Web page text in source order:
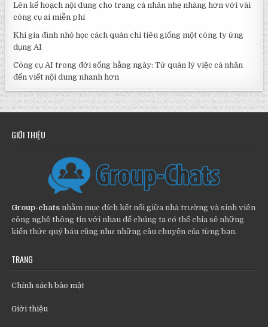
Lên kế hoạch nội dung cho trang cá nhân nhẹ nhàng hơn với vài
công cụ ai miễn phí
Khi gia đình nhỏ học cách quản chi tiêu giống một công ty ứng
dụng AI
Công cụ AI trong đời sống hằng ngày: Từ quản lý việc cá nhân
đến viết nội dung nhanh hơn
GIỚI THIỆU
Group-chats nhằm mục đích kết nối giữa nhà trường và sinh viên
công nghệ thông tin với nhau để chúng ta có thể chia sẻ những
kiến thức quý báu cũng như những câu chuyện của từng bạn.
TRANG
Chính sách bảo mật
Giới thiệu